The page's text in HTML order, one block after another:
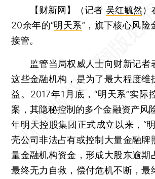
【财新网】（记者 吴红毓然）
20余年的“明天系”，旗下核心风险
接管。
监管当局权威人士向财新记者
这些金融机构，是为了最大程度维
益。2017年1月底，“明天系”实际
案，其隐秘控制的多个金融资产风
年明天控股集团正式成立以来，“
壳公司非法占有或控制大量金融牌
量金融机构资金，形成大股东逾期
最终无力自救，偿付危机不断，最